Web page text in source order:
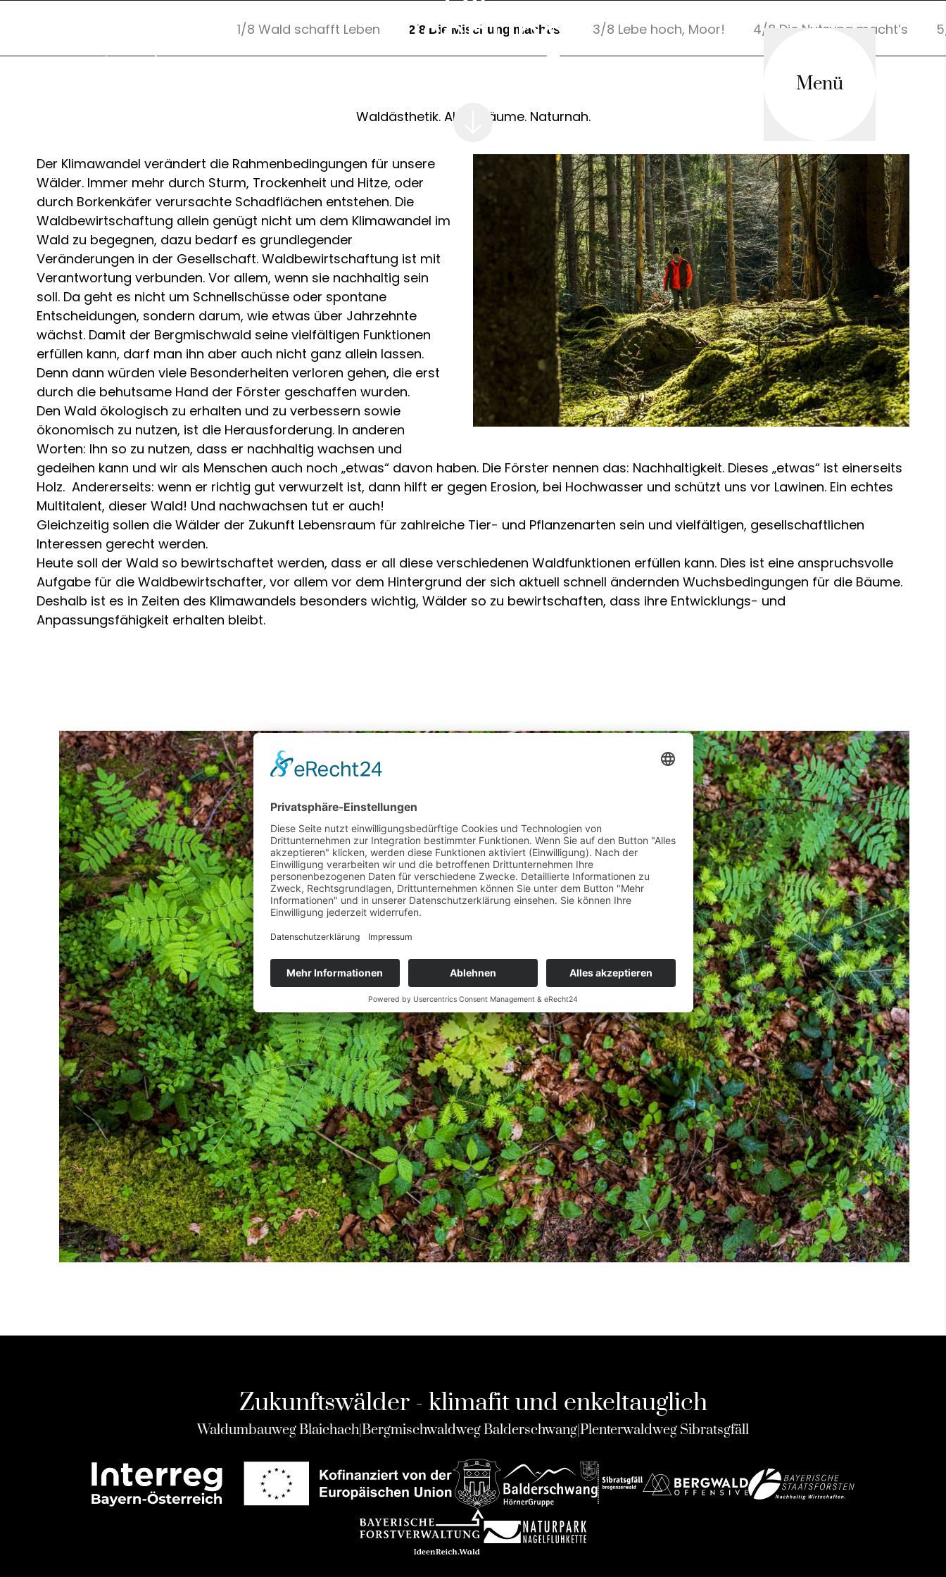
Menü
Mischung
macht’s!
1/8 Wald schafft Leben 2/8 Die Mischung macht’s! 3/8 Lebe hoch, Moor! 4/8 Die Nutzung macht’s
Waldästhetik. Alpenbäume. Naturnah.
Der Klimawandel verändert die Rahmenbedingungen für unsere
Wälder. Immer mehr durch Sturm, Trockenheit und Hitze, oder
durch Borkenkäfer verursachte Schadflächen entstehen. Die
Waldbewirtschaftung allein genügt nicht um dem Klimawandel im
Wald zu begegnen, dazu bedarf es grundlegender
Veränderungen in der Gesellschaft. Waldbewirtschaftung ist mit
Verantwortung verbunden. Vor allem, wenn sie nachhaltig sein
soll. Da geht es nicht um Schnellschüsse oder spontane
Entscheidungen, sondern darum, wie etwas über Jahrzehnte
wächst. Damit der Bergmischwald seine vielfältigen Funktionen
erfüllen kann, darf man ihn aber auch nicht ganz allein lassen.
Denn dann würden viele Besonderheiten verloren gehen, die erst
durch die behutsame Hand der Förster geschaffen wurden.
Den Wald ökologisch zu erhalten und zu verbessern sowie
ökonomisch zu nutzen, ist die Herausforderung. In anderen
Worten: Ihn so zu nutzen, dass er nachhaltig wachsen und
gedeihen kann und wir als Menschen auch noch „etwas“ davon haben. Die Förster nennen das: Nachhaltigkeit. Dieses „etwas“ ist einerseits
Holz. Andererseits: wenn er richtig gut verwurzelt ist, dann hilft er gegen Erosion, bei Hochwasser und schützt uns vor Lawinen. Ein echtes
Multitalent, dieser Wald! Und nachwachsen tut er auch!
Gleichzeitig sollen die Wälder der Zukunft Lebensraum für zahlreiche Tier- und Pflanzenarten sein und vielfältigen, gesellschaftlichen
Interessen gerecht werden.
Heute soll der Wald so bewirtschaftet werden, dass er all diese verschiedenen Waldfunktionen erfüllen kann. Dies ist eine anspruchsvolle
Aufgabe für die Waldbewirtschafter, vor allem vor dem Hintergrund der sich aktuell schnell ändernden Wuchsbedingungen für die Bäume.
Deshalb ist es in Zeiten des Klimawandels besonders wichtig, Wälder so zu bewirtschaften, dass ihre Entwicklungs- und
Anpassungsfähigkeit erhalten bleibt.
Zukunftswälder - klimafit und enkeltauglich
Waldumbauweg BlaichachBergmischwaldweg BalderschwangPlenterwaldweg Sibratsgfäll